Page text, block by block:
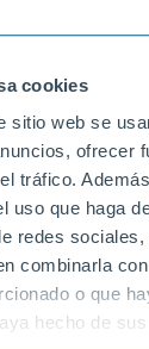
cookies
sitio web se
ofrecer
tráfico.
uso que haga
redes
combinarla
o que
hecho de